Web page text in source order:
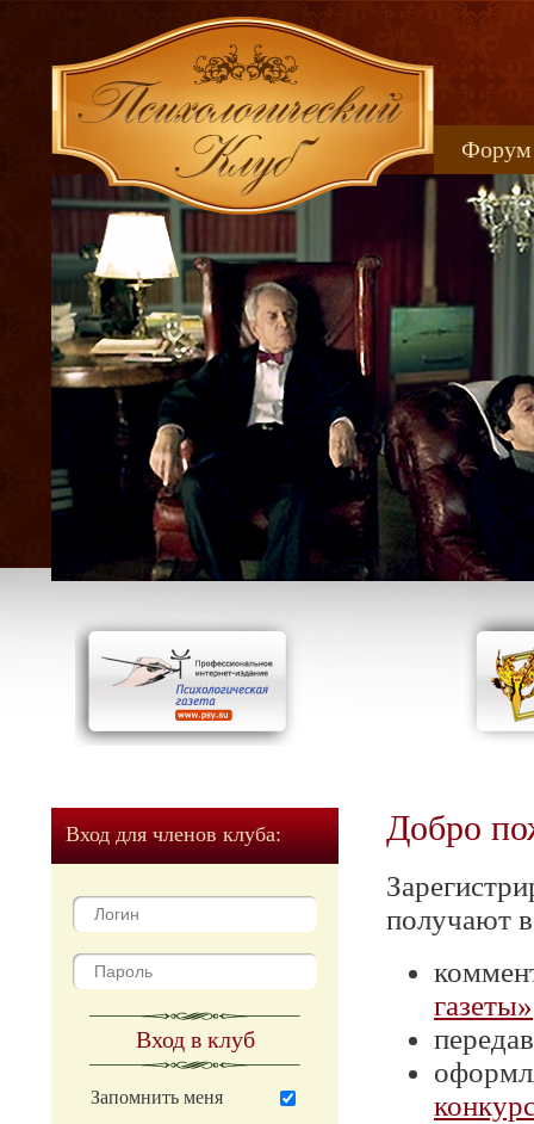
Форум
Вход для членов клуба:
Вход в клуб
Запомнить меня
Добро
получают
газеты»